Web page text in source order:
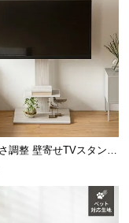
リック生地。
調整 壁寄せTVスタンド
付き 上下左右角度調節